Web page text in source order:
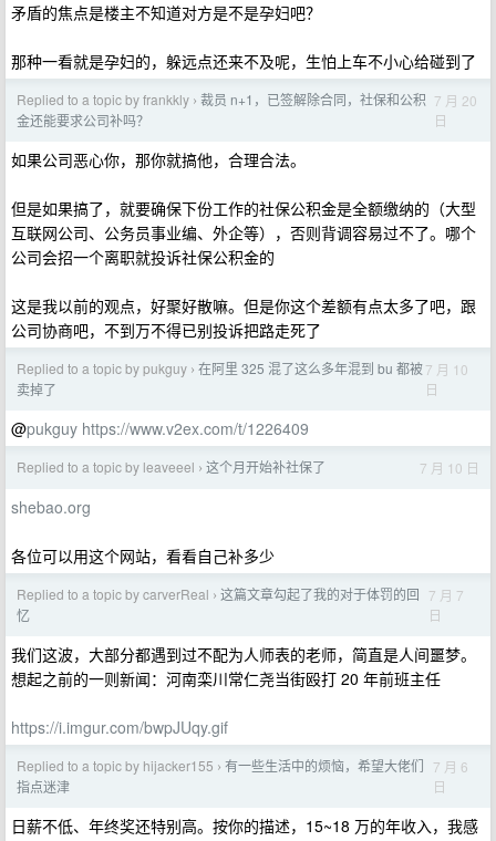
矛盾的焦点是楼主不知道对方是不是孕妇吧？
那种一看就是孕妇的，躲远点还来不及呢，生怕上车不小心给碰到了
Replied to a topic by frankkly › 裁员 n+1，已签解除合同，社保和公积
金还能要求公司补吗？
7 月 20
日
如果公司恶心你，那你就搞他，合理合法。
但是如果搞了，就要确保下份工作的社保公积金是全额缴纳的（大型
互联网公司、公务员事业编、外企等），否则背调容易过不了。哪个
公司会招一个离职就投诉社保公积金的
这是我以前的观点，好聚好散嘛。但是你这个差额有点太多了吧，跟
公司协商吧，不到万不得已别投诉把路走死了
Replied to a topic by pukguy › 在阿里 325 混了这么多年混到 bu 都被
卖掉了
7 月 10
日
@pukguy https://www.v2ex.com/t/1226409
Replied to a topic by leaveeel › 这个月开始补社保了 7 月 10 日
shebao.org
各位可以用这个网站，看看自己补多少
Replied to a topic by carverReal › 这篇文章勾起了我的对于体罚的回
忆
7 月 7
日
我们这波，大部分都遇到过不配为人师表的老师，简直是人间噩梦。
想起之前的一则新闻：河南栾川常仁尧当街殴打 20 年前班主任
https://i.imgur.com/bwpJUqy.gif
Replied to a topic by hijacker155 › 有一些生活中的烦恼，希望大佬们
指点迷津
7 月 6
日
日薪不低、年终奖还特别高。按你的描述，15~18 万的年收入，我感